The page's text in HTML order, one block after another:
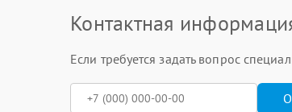
Контактная
Если требуется задать вопрос